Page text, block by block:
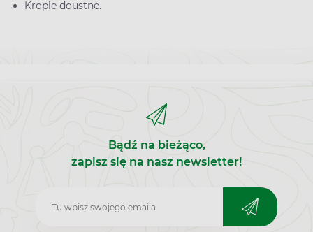
Krople doustne.
Bądź na bieżąco,
zapisz się na nasz newsletter!
Zapisz